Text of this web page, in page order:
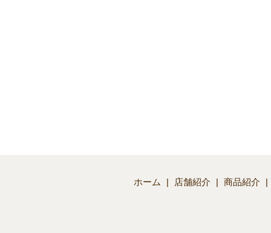
ホーム 店舗紹介 商品紹介